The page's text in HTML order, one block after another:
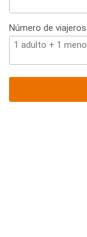
Número de